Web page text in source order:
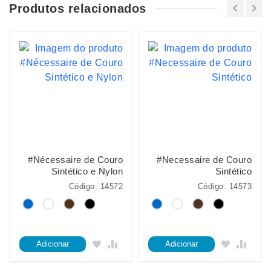
Produtos relacionados
#Nécessaire de Couro
Sintético e Nylon
Código: 14572
Adicionar
#Necessaire de Couro
Sintético
Código: 14573
Adicionar